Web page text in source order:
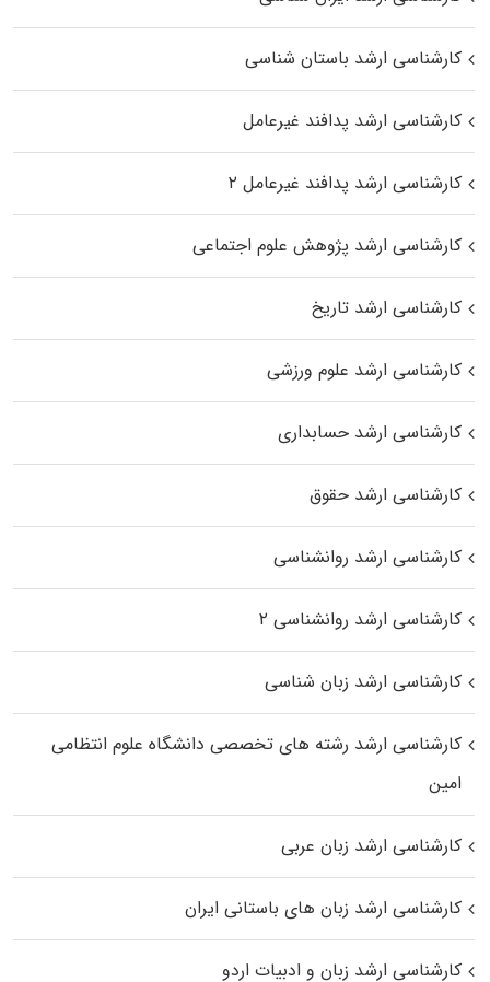
کارشناسی ارشد باستان شناسی
کارشناسی ارشد پدافند غیرعامل
کارشناسی ارشد پدافند غیرعامل ۲
کارشناسی ارشد پژوهش علوم اجتماعی
کارشناسی ارشد تاریخ
کارشناسی ارشد علوم ورزشی
کارشناسی ارشد حسابداری
کارشناسی ارشد حقوق
کارشناسی ارشد روانشناسی
کارشناسی ارشد روانشناسی ۲
کارشناسی ارشد زبان شناسی
کارشناسی ارشد رﺷﺘﻪ ﻫﺎی تخصصی داﻧﺸﮕﺎه ﻋﻠﻮم انتظامی
اﻣﻴﻦ
کارشناسی ارشد زبان عربی
کارشناسی ارشد زبان‌ های باستانی ایران
کارشناسی ارشد زبان و ادبیات اردو